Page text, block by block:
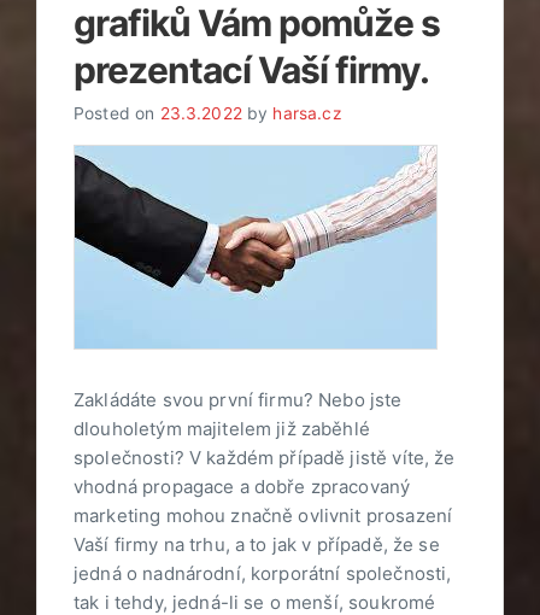
grafiků Vám pomůže s
prezentací Vaší firmy.
Posted on 23.3.2022by harsa.cz
Zakládáte svou první firmu? Nebo jste
dlouholetým majitelem již zaběhlé
společnosti? V každém případě jistě víte, že
vhodná propagace a dobře zpracovaný
marketing mohou značně ovlivnit prosazení
Vaší firmy na trhu, a to jak v případě, že se
jedná o nadnárodní, korporátní společnosti,
tak i tehdy, jedná-li se o menší, soukromé